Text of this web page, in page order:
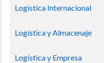
Logística Internacional
Logística y Almacenaje
Logística y Empresa